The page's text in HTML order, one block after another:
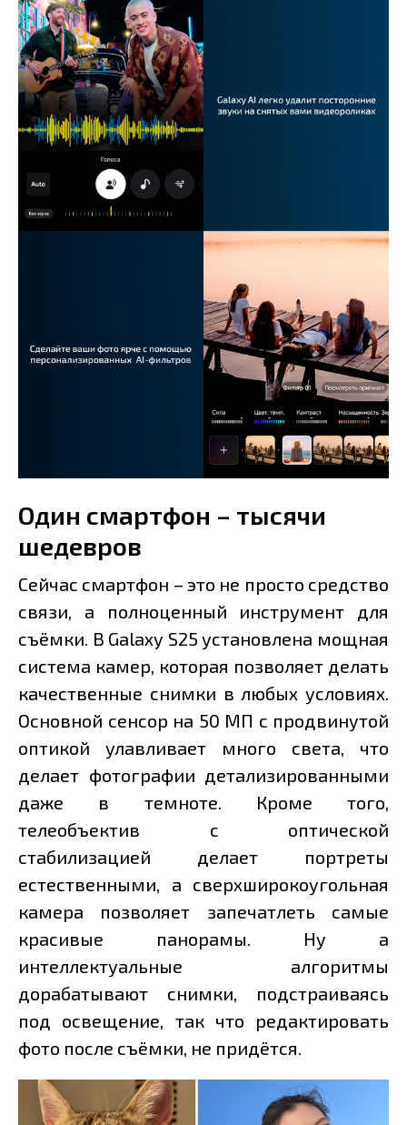
Один смартфон – тысячи
шедевров
Сейчас смартфон – это не просто средство
связи, а полноценный инструмент для
съёмки. В Galaxy S25 установлена мощная
система камер, которая позволяет делать
качественные снимки в любых условиях.
Основной сенсор на 50 МП с продвинутой
оптикой улавливает много света, что
делает фотографии детализированными
даже в темноте. Кроме того,
телеобъектив с оптической
стабилизацией делает портреты
естественными, а сверхширокоугольная
камера позволяет запечатлеть самые
красивые панорамы. Ну а
интеллектуальные алгоритмы
дорабатывают снимки, подстраиваясь
под освещение, так что редактировать
фото после съёмки, не придётся.